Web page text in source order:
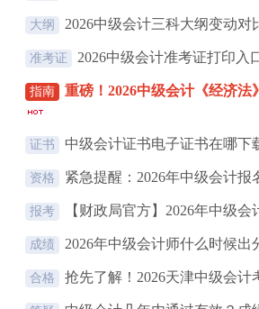
大纲 2026中级会计三科大纲变动对
准考证 2026中级会计准考证打印入
指南 重磅！2026中级会计《经济
证书 中级会计证书电子证书在哪下
资格 紧急提醒：2026年中级会计报
报考 【财政局官方】2026年中级
成绩 2026年中级会计师什么时候出
合格 抢先了解！2026天津中级会计